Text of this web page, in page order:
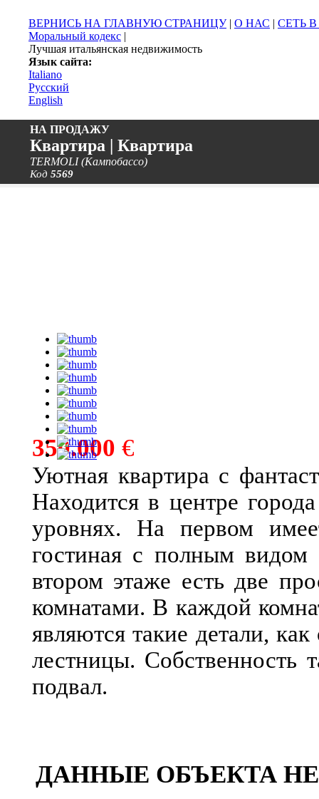
ВЕРНИСЬ НА ГЛАВНУЮ СТРАНИЦУ| О НАС | СЕТЬ
Моральный кодекс |
Лучшая итальянская недвижимость
Язык сайта:
Italiano
Русский
English
НА ПРОДАЖУ
Квартира | Квартира
TERMOLI (Кампобассо)
Код 5569
350.000 €
Уютная квартира с
Находится в центре
уровнях. На первом
гостиная с полным
втором этаже есть две
комнатами. В каждой
являются такие детали,
лестницы. Собственность
подвал.
ДАННЫЕ ОБЪЕКТА